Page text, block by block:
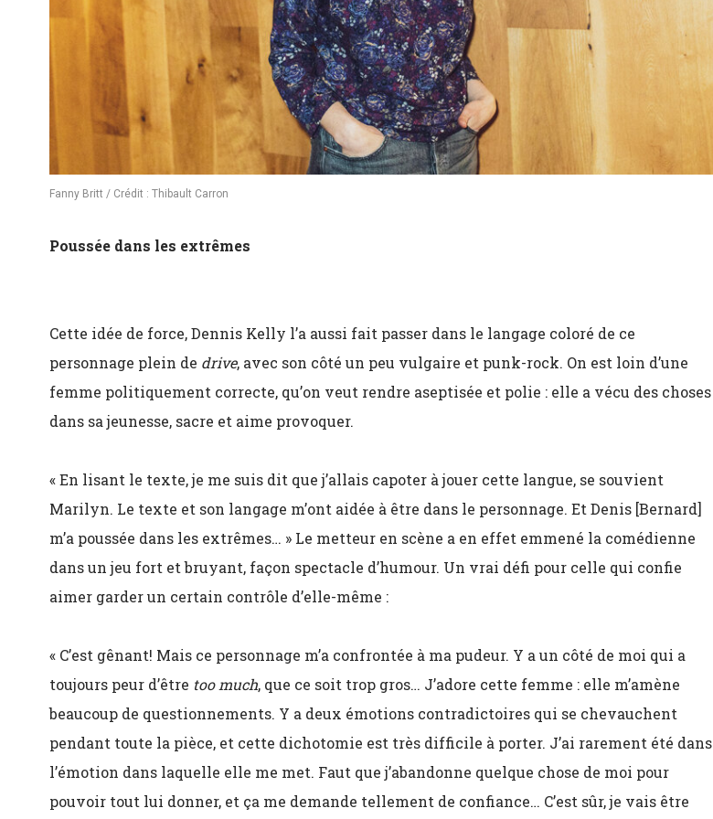
Fanny Britt / Crédit : Thibault Carron
Poussée dans les extrêmes
Cette idée de force, Dennis Kelly l’a aussi fait passer dans le langage coloré de ce
personnage plein de drive, avec son côté un peu vulgaire et punk-rock. On est loin d’une
femme politiquement correcte, qu’on veut rendre aseptisée et polie : elle a vécu des choses
dans sa jeunesse, sacre et aime provoquer.
«En lisant le texte, je me suis dit que j’allais capoter à jouer cette langue, se souvient
Marilyn. Le texte et son langage m’ont aidée à être dans le personnage. Et Denis [Bernard]
m’a poussée dans les extrêmes… »Le metteur en scène a en effet emmené la comédienne
dans un jeu fort et bruyant, façon spectacle d’humour. Un vrai défi pour celle qui confie
aimer garder un certain contrôle d’elle-même :
« C’est gênant! Mais ce personnage m’a confrontée à ma pudeur. Y a un côté de moi qui a
toujours peur d’être too much, que ce soit trop gros… J’adore cette femme : elle m’amène
beaucoup de questionnements. Y a deux émotions contradictoires qui se chevauchent
pendant toute la pièce, et cette dichotomie est très difficile à porter. J’ai rarement été dans
l’émotion dans laquelle elle me met. Faut que j’abandonne quelque chose de moi pour
pouvoir tout lui donner, et ça me demande tellement de confiance… C’est sûr, je vais être